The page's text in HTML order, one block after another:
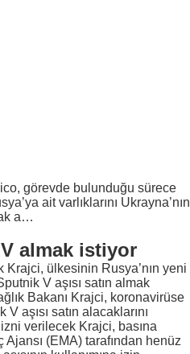
görevde bulunduğu sürece
ait varlıklarını Ukrayna’nın
a…
almak istiyor
Krajci, ülkesinin Rusya’nın yeni
V aşısı satın almak
Bakanı Krajci, koronavirüse
aşısı satın alacaklarını
izni verilecek Krajci, basına
Ajansı (EMA) tarafından henüz